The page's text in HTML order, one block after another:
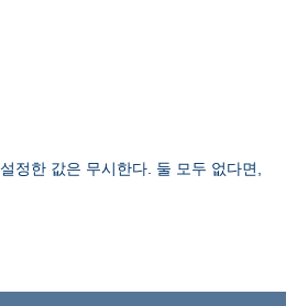
정한 값은 무시한다. 둘 모두 없다면,